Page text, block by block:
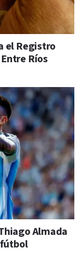
el Registro
Ríos
Almada